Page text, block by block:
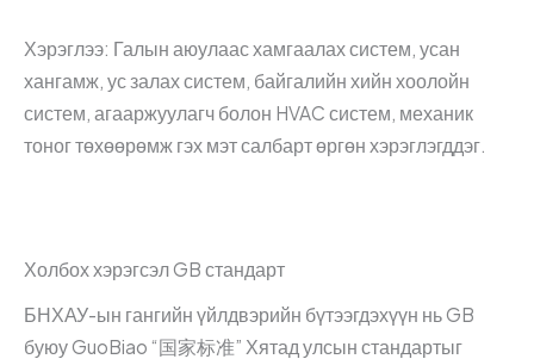
Хэрэглээ: Галын аюулаас хамгаалах систем, усан
хангамж, ус залах систем, байгалийн хийн хоолойн
систем, агааржуулагч болон HVAC систем, механик
тоног төхөөрөмж гэх мэт салбарт өргөн хэрэглэгддэг.
Холбох хэрэгсэл GB стандарт
БНХАУ-ын гангийн үйлдвэрийн бүтээгдэхүүн нь GB
буюу GuoBiao “国家标准” Хятад улсын стандартыг